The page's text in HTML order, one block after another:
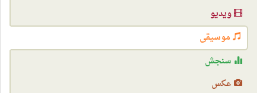
ویدیو
موسیقی
سنجش
عکس